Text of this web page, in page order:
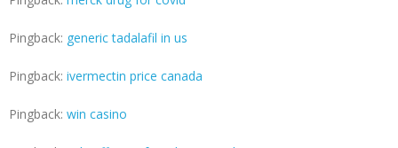
Pingback: generic tadalafil in us
Pingback: ivermectin price canada
Pingback: win casino